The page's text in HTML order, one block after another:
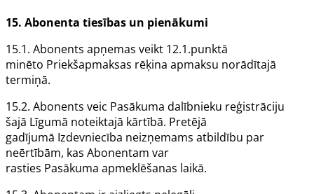
15. Abonenta tiesības un pienākumi
15.1. Abonents apņemas veikt 12.1.punktā
minēto Priekšapmaksas rēķina apmaksu norādītajā
termiņā.
15.2. Abonents veic Pasākuma dalībnieku reģistrāciju
šajā Līgumā noteiktajā kārtībā. Pretējā
gadījumā Izdevniecība neizņemams atbildību par
neērtībām, kas Abonentam var
rasties Pasākuma apmeklēšanas laikā.